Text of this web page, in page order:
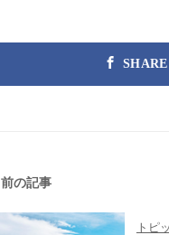
SHARE
前の記事
トピ